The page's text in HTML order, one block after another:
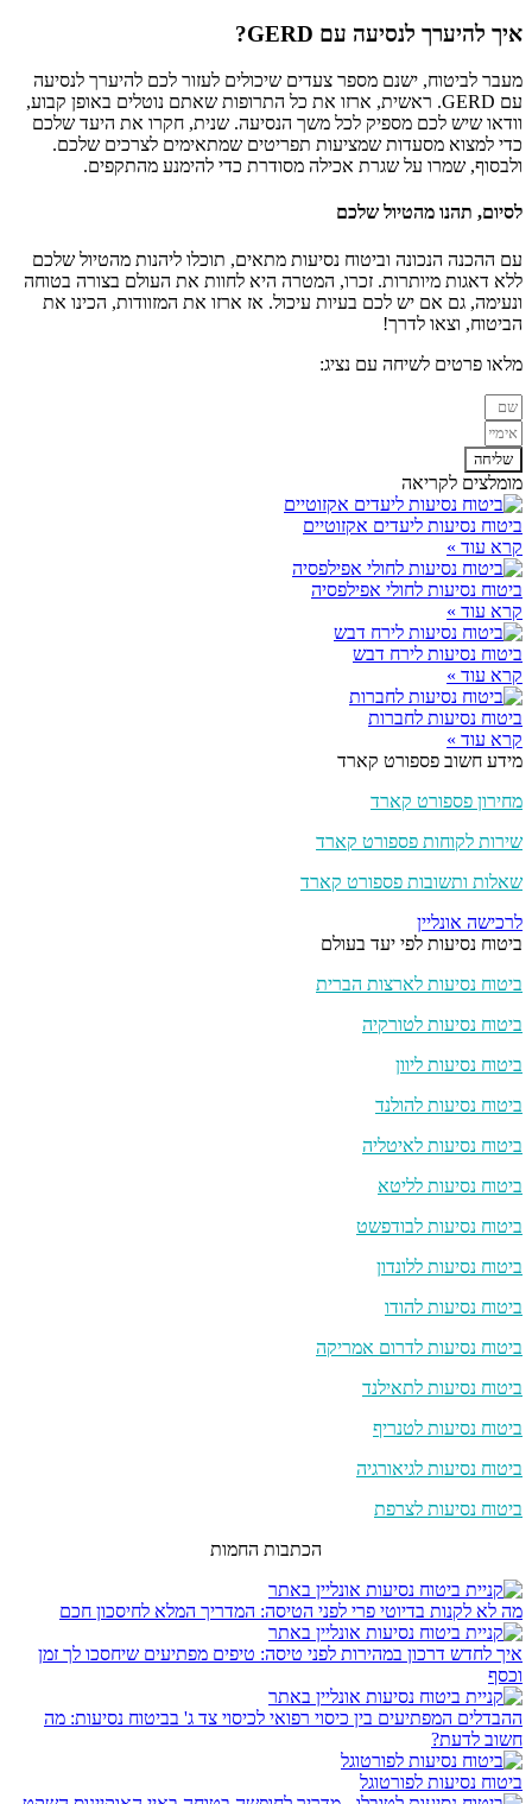
איך להיערך לנסיעה עם GERD?
מעבר לביטוח, ישנם מספר צעדים שיכולים לעזור לכם להיערך לנסיעה
עם GERD. ראשית, ארזו את כל התרופות שאתם נוטלים באופן קבוע,
וודאו שיש לכם מספיק לכל משך הנסיעה. שנית, חקרו את היעד שלכם
כדי למצוא מסעדות שמציעות תפריטים שמתאימים לצרכים שלכם.
ולבסוף, שמרו על שגרת אכילה מסודרת כדי להימנע מהתקפים.
לסיום, תהנו מהטיול שלכם
עם ההכנה הנכונה וביטוח נסיעות מתאים, תוכלו ליהנות מהטיול שלכם
ללא דאגות מיותרות. זכרו, המטרה היא לחוות את העולם בצורה בטוחה
ונעימה, גם אם יש לכם בעיות עיכול. אז ארזו את המזוודות, הכינו את
הביטוח, וצאו לדרך!
מלאו פרטים לשיחה עם נציג:
שליחה
מומלצים לקריאה
ביטוח נסיעות ליעדים אקזוטיים
קרא עוד »
ביטוח נסיעות לחולי אפילפסיה
קרא עוד »
ביטוח נסיעות לירח דבש
קרא עוד »
ביטוח נסיעות לחברות
קרא עוד »
מידע חשוב פספורט קארד
מחירון פספורט קארד
שירות לקוחות פספורט קארד
שאלות ותשובות פספורט קארד
לרכישה אונליין
ביטוח נסיעות לפי יעד בעולם
ביטוח נסיעות לארצות הברית
ביטוח נסיעות לטורקיה
ביטוח נסיעות ליוון
ביטוח נסיעות להולנד
ביטוח נסיעות לאיטליה
ביטוח נסיעות לליטא
ביטוח נסיעות לבודפשט
ביטוח נסיעות ללונדון
ביטוח נסיעות להודו
ביטוח נסיעות לדרום אמריקה
ביטוח נסיעות לתאילנד
ביטוח נסיעות לטנריף
ביטוח נסיעות לגיאורגיה
ביטוח נסיעות לצרפת
הכתבות החמות
מה לא לקנות בדיוטי פרי לפני הטיסה: המדריך המלא לחיסכון חכם
איך לחדש דרכון במהירות לפני טיסה: טיפים מפתיעים שיחסכו לך זמן
וכסף
ההבדלים המפתיעים בין כיסוי רפואי לכיסוי צד ג' בביטוח נסיעות: מה
חשוב לדעת?
ביטוח נסיעות לפורטוגל